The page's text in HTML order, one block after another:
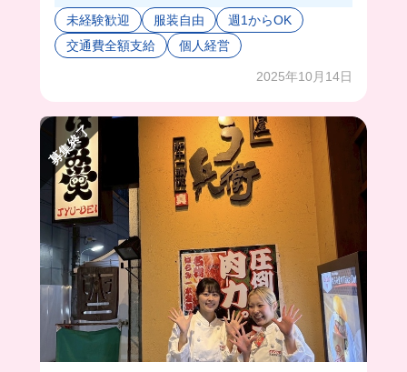
ぎに行くシステムだから、ドリンクの配膳ないん
だ😙🍷
グラス溢す心配ないから、安心👀🔰
でもリクエストできるから、自分では作れないも
先輩みんな優しいから楽しく働けるよ‼️
みんなも一緒にどう❓🥰
未経験歓迎 服装自由
週1からOK
交通費全額支給
個人経営
2025年10月14日
募集終了